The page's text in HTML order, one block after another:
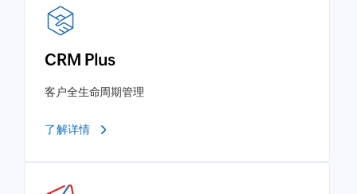
CRM Plus
客户全生命周期管理
了解详情